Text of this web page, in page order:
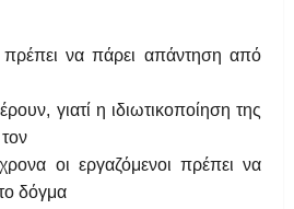
να πάρει απάντηση από
γιατί η ιδιωτικοποίηση της
οι εργαζόμενοι πρέπει να
δόγμα